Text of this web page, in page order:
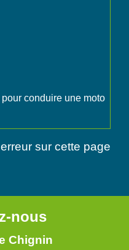
conduire une moto
sur cette page
nous
Chignin